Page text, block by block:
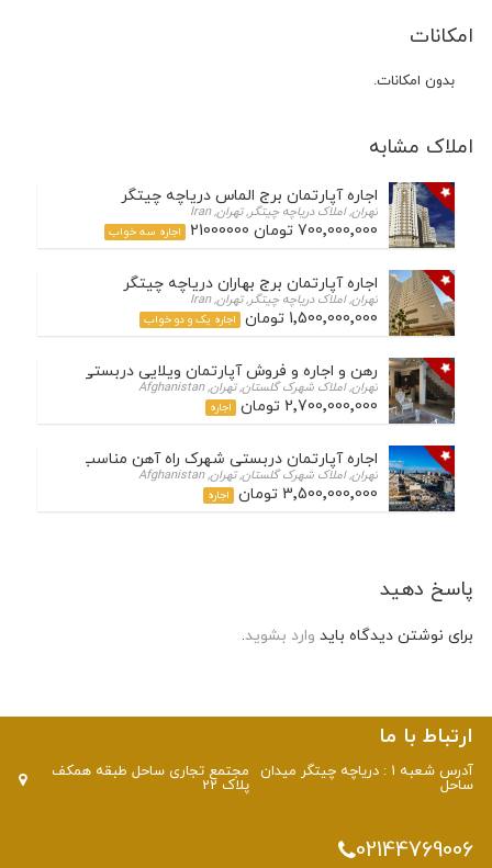
امکانات
بدون امکانات.
املاک مشابه
اجاره آپارتمان برج الماس دریاچه چیتگر
تهران, املاک دریاچه چیتگر, تهران, Iran
700٬000٬000 تومان 21000000 اجاره سه خواب
اجاره آپارتمان برج بهاران دریاچه چیتگر
تهران, املاک دریاچه چیتگر, تهران, Iran
1٬500٬000٬000 تومان اجاره یک و دو خواب
رهن و اجاره و فروش آپارتمان ویلایی دربستی در شهرک
تهران, املاک شهرک گلستان, تهران, Afghanistan
2٬700٬000٬000 تومان اجاره
اجاره آپارتمان دربستی شهرک راه آهن مناسب اداری
تهران, املاک شهرک گلستان, تهران, Afghanistan
3٬500٬000٬000 تومان اجاره
پاسخ دهید
برای نوشتن دیدگاه بایدوارد بشوید.
ارتباط با ما
آدرس شعبه 1 : دریاچه چیتگر میدان
ساحل
مجتمع تجاری ساحل طبقه همکف
پلاک 22
02144769006